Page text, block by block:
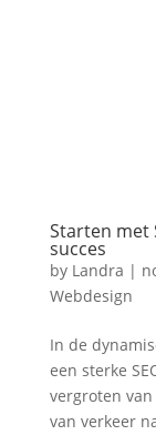
Starten met
succes
by Landra |
Webdesign
In de
een sterke
vergroten
van verkeer